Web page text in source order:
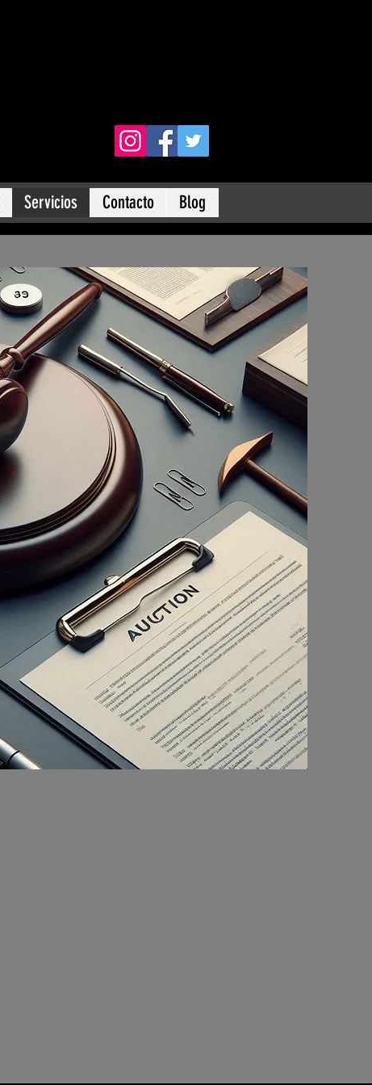
Servicios Contacto Blog